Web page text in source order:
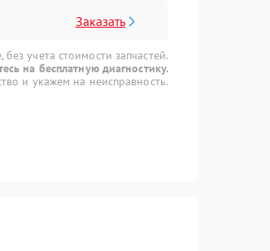
Заказать
учета стоимости запчастей.
на бесплатную диагностику.
и укажем на неисправность.